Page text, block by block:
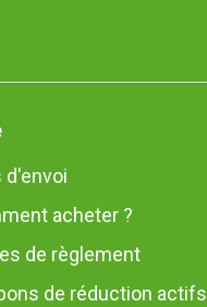
d'envoi
acheter ?
de règlement
de réduction actifs